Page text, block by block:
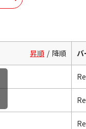
昇順 降順 バ